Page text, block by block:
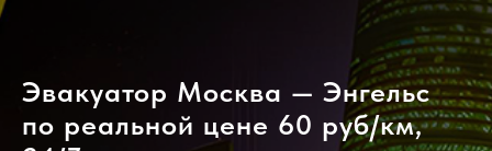
Эвакуатор Москва — Энгельс
по реальной цене 60 руб/км,